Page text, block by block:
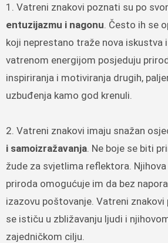
1. Vatreni znakovi poznati su po
entuzijazmu i nagonu. Često ih se
koji neprestano traže nova iskustva
vatrenom energijom posjeduju
inspiriranja i motiviranja drugih,
uzbuđenja kamo god krenuli.
2. Vatreni znakovi imaju snažan
i samoizražavanja. Ne boje se biti
žude za svjetlima reflektora.
priroda omogućuje im da bez
izazovu poštovanje. Vatreni
se ističu u zbližavanju ljudi i
zajedničkom cilju.